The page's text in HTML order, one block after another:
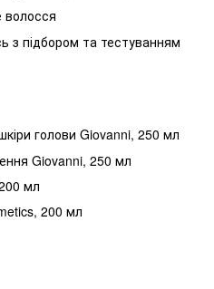
волосся
з підбором та тестуванням
голови Giovanni, 250 мл
Giovanni, 250 мл
мл
200 мл